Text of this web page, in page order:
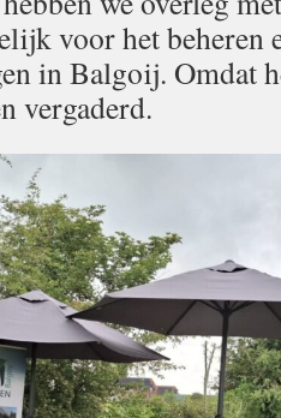
voor het beheren
in Balgoij. Omdat
vergaderd.